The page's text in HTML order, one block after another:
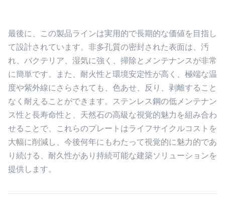
最後に、この製品ラインは実用的で長期的な価値を目指し
て設計されています。非多孔質の密封された表面は、汚
れ、バクテリア、湿気に強く、掃除とメンテナンスが非常
に簡単です。また、耐火性と環境安定性が高く、極端な温
度や紫外線にさらされても、色あせ、反り、剥離すること
なく耐えることができます。ステンレス鋼の低メンテナン
ス性と長寿命性と、天然石の高級な視覚的魅力を組み合わ
せることで、これらのプレートはライフサイクルコストを
大幅に削減し、今後何年にもわたって視覚的に魅力的であ
り続ける、耐久性があり持続可能な建築ソリューションを
提供します。